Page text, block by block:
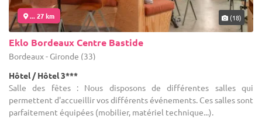
... 27 km (18)
Eklo Bordeaux Centre Bastide
Bordeaux - Gironde (33)
Hôtel / Hôtel 3***
Salle des fêtes : Nous disposons de différentes salles qui
permettent d'accueillir vos différents événements. Ces salles sont
parfaitement équipées (mobilier, matériel technique...).